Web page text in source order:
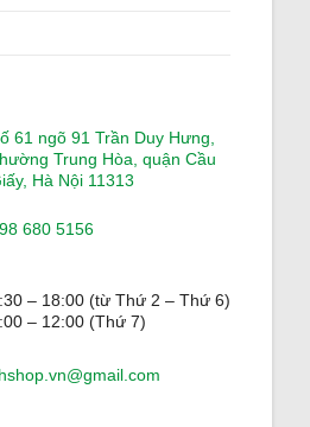
61 ngõ 91 Trần Duy Hưng,
Trung Hòa, quận Cầu
Hà Nội 11313
680 5156
– 18:00 (từ Thứ 2 – Thứ 6)
– 12:00 (Thứ 7)
Opens